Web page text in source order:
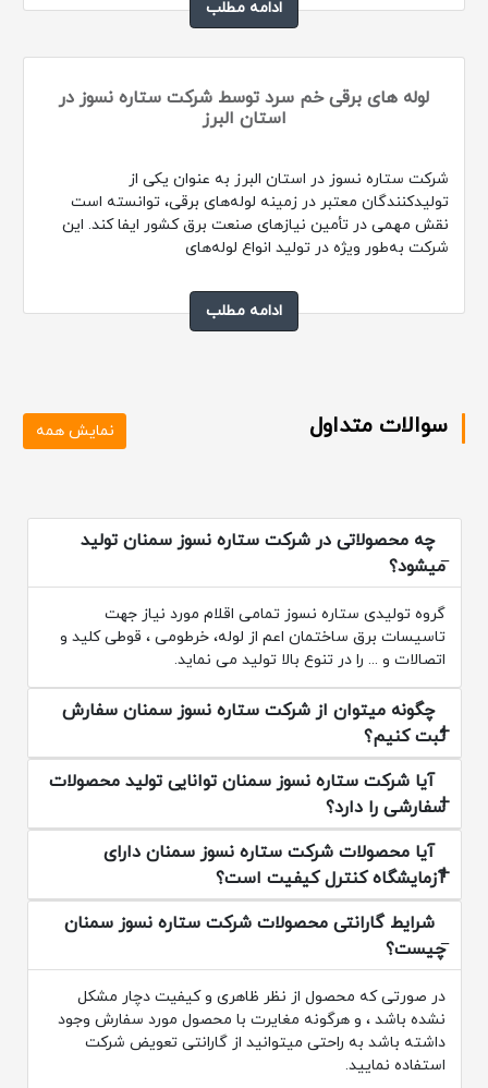
ادامه مطلب
لوله های برقی خم سرد توسط شرکت ستاره نسوز در
استان البرز
شرکت ستاره نسوز در استان البرز به عنوان یکی از
تولیدکنندگان معتبر در زمینه لوله‌های برقی، توانسته است
نقش مهمی در تأمین نیازهای صنعت برق کشور ایفا کند. این
شرکت به‌طور ویژه در تولید انواع لوله‌های
ادامه مطلب
سوالات متداول نمایش همه
چه محصولاتی در شرکت ستاره نسوز سمنان تولید
میشود؟
گروه تولیدی ستاره نسوز تمامی اقلام مورد نیاز جهت
تاسیسات برق ساختمان اعم از لوله، خرطومی ، قوطی کلید و
اتصالات و ... را در تنوع بالا تولید می نماید.
چگونه میتوان از شرکت ستاره نسوز سمنان سفارش
ثبت کنیم؟
آیا شرکت ستاره نسوز سمنان توانایی تولید محصولات
سفارشی را دارد؟
آیا محصولات شرکت ستاره نسوز سمنان دارای
آزمایشگاه کنترل کیفیت است؟
شرایط گارانتی محصولات شرکت ستاره نسوز سمنان
چیست؟
در صورتی که محصول از نظر ظاهری و کیفیت دچار مشکل
نشده باشد ، و هرگونه مغایرت با محصول مورد سفارش وجود
داشته باشد به راحتی میتوانید از گارانتی تعویض شرکت
استفاده نمایید.